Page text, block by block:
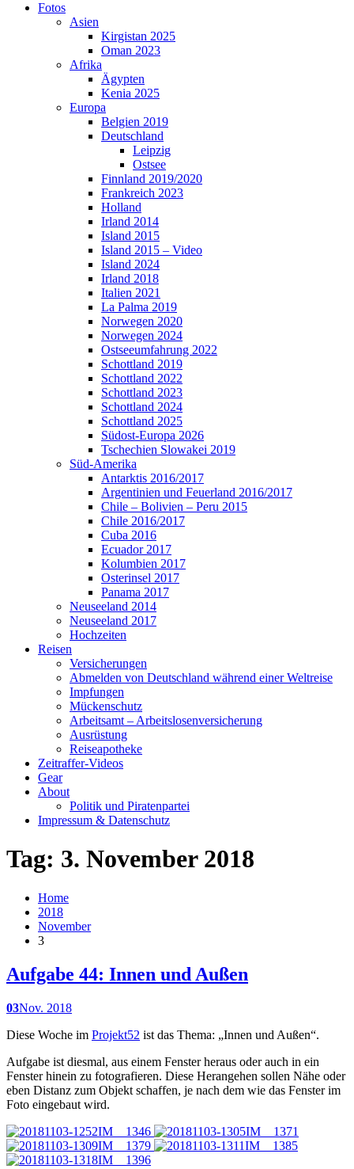
Fotos
Asien
Kirgistan 2025
Oman 2023
Afrika
Ägypten
Kenia 2025
Europa
Belgien 2019
Deutschland
Leipzig
Ostsee
Finnland 2019/2020
Frankreich 2023
Holland
Irland 2014
Island 2015
Island 2015 – Video
Island 2024
Irland 2018
Italien 2021
La Palma 2019
Norwegen 2020
Norwegen 2024
Ostseeumfahrung 2022
Schottland 2019
Schottland 2022
Schottland 2023
Schottland 2024
Schottland 2025
Südost-Europa 2026
Tschechien Slowakei 2019
Süd-Amerika
Antarktis 2016/2017
Argentinien und Feuerland 2016/2017
Chile – Bolivien – Peru 2015
Chile 2016/2017
Cuba 2016
Ecuador 2017
Kolumbien 2017
Osterinsel 2017
Panama 2017
Neuseeland 2014
Neuseeland 2017
Hochzeiten
Reisen
Versicherungen
Abmelden von Deutschland während einer Weltreise
Impfungen
Mückenschutz
Arbeitsamt – Arbeitslosenversicherung
Ausrüstung
Reiseapotheke
Zeitraffer-Videos
Gear
About
Politik und Piratenpartei
Impressum & Datenschutz
Tag: 3. November 2018
Home
2018
November
3
Aufgabe 44: Innen und Außen
03Nov. 2018
Diese Woche im Projekt52 ist das Thema: „Innen und Außen“.
Aufgabe ist diesmal, aus einem Fenster heraus oder auch in ein
Fenster hinein zu fotografieren. Diese Herangehen sollen Nähe oder
eben Distanz zum Objekt schaffen, je nach dem wie das Fenster im
Foto eingebaut wird.